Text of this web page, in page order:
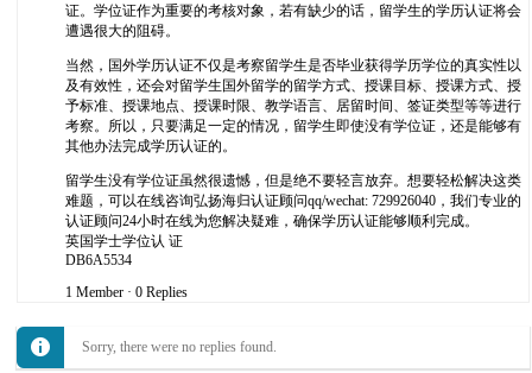
证。学位证作为重要的考核对象，若有缺少的话，留学生的学历认证将会
遭遇很大的阻碍。
当然，国外学历认证不仅是考察留学生是否毕业获得学历学位的真实性以
及有效性，还会对留学生国外留学的留学方式、授课目标、授课方式、授
予标准、授课地点、授课时限、教学语言、居留时间、签证类型等等进行
考察。所以，只要满足一定的情况，留学生即使没有学位证，还是能够有
其他办法完成学历认证的。
留学生没有学位证虽然很遗憾，但是绝不要轻言放弃。想要轻松解决这类
难题，可以在线咨询弘扬海归认证顾问qq/wechat: 729926040，我们专业的
认证顾问24小时在线为您解决疑难，确保学历认证能够顺利完成。
英国学士学位认 证
DB6A5534
1 Member · 0 Replies
Sorry, there were no replies found.